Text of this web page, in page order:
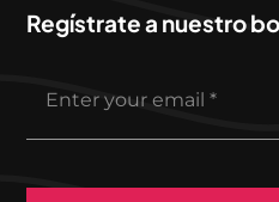
Regístrate a nuestro